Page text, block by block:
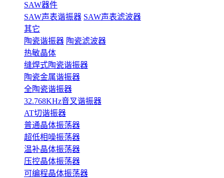
SAW器件
SAW声表谐振器 SAW声表滤波器
其它
陶瓷谐振器 陶瓷滤波器
热敏晶体
缝焊式陶瓷谐振器
陶瓷金属谐振器
全陶瓷谐振器
32.768KHz音叉谐振器
AT切谐振器
普通晶体振荡器
超低相噪振荡器
温补晶体振荡器
压控晶体振荡器
可编程晶体振荡器